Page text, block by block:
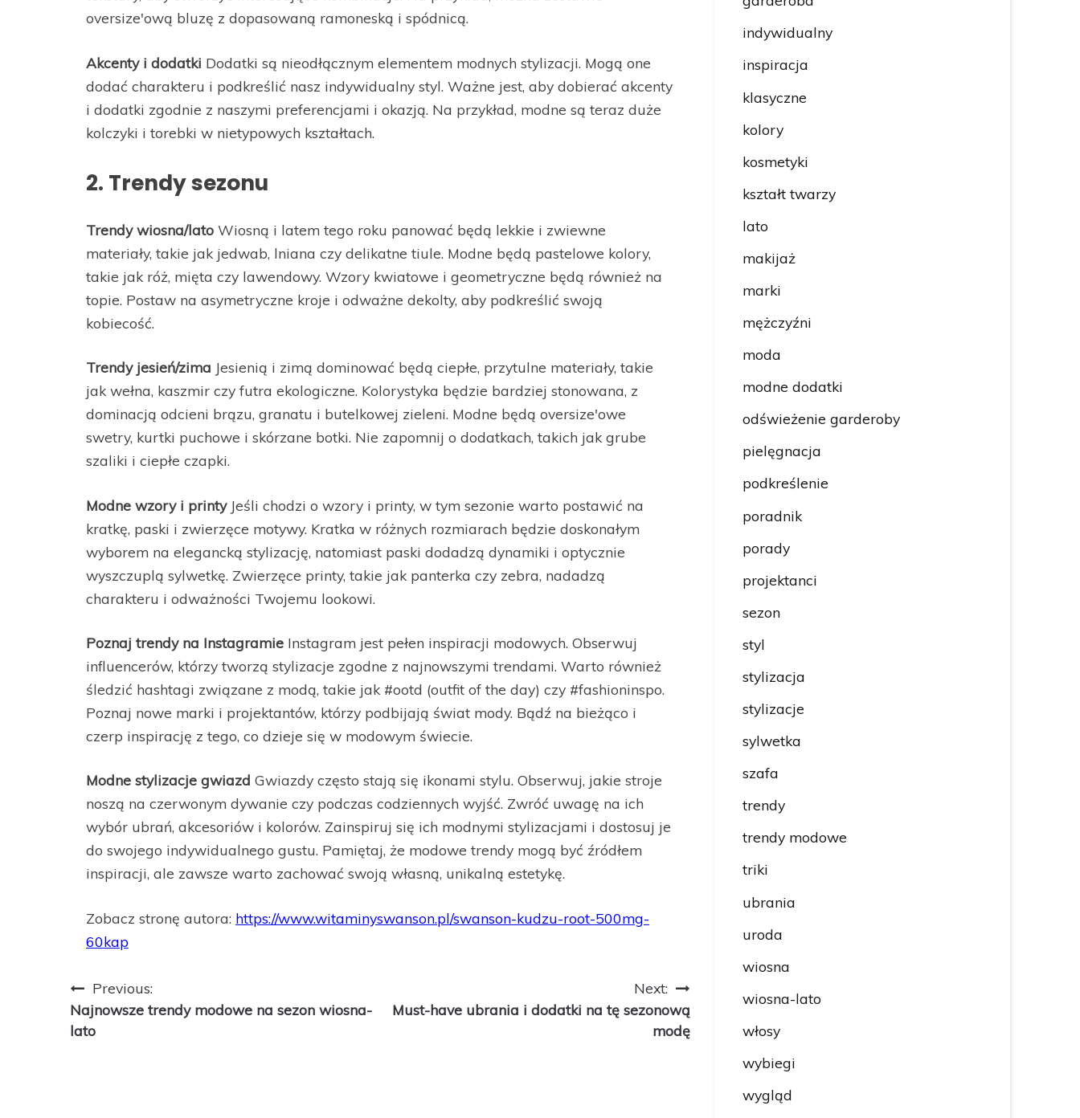
oversize'ową bluzę z dopasowaną ramoneską i spódnicą.
Akcenty i dodatki Dodatki są nieodłącznym elementem modnych stylizacji. Mogą one
dodać charakteru i podkreślić nasz indywidualny styl. Ważne jest, aby dobierać akcenty
i dodatki zgodnie z naszymi preferencjami i okazją. Na przykład, modne są teraz duże
kolczyki i torebki w nietypowych kształtach.
2. Trendy sezonu
Trendy wiosna/lato Wiosną i latem tego roku panować będą lekkie i zwiewne
materiały, takie jak jedwab, lniana czy delikatne tiule. Modne będą pastelowe kolory,
takie jak róż, mięta czy lawendowy. Wzory kwiatowe i geometryczne będą również na
topie. Postaw na asymetryczne kroje i odważne dekolty, aby podkreślić swoją
kobiecość.
Trendy jesień/zima Jesienią i zimą dominować będą ciepłe, przytulne materiały, takie
jak wełna, kaszmir czy futra ekologiczne. Kolorystyka będzie bardziej stonowana, z
dominacją odcieni brązu, granatu i butelkowej zieleni. Modne będą oversize'owe
swetry, kurtki puchowe i skórzane botki. Nie zapomnij o dodatkach, takich jak grube
szaliki i ciepłe czapki.
Modne wzory i printyJeśli chodzi o wzory i printy, w tym sezonie warto postawić na
kratkę, paski i zwierzęce motywy. Kratka w różnych rozmiarach będzie doskonałym
wyborem na elegancką stylizację, natomiast paski dodadzą dynamiki i optycznie
wyszczuplą sylwetkę. Zwierzęce printy, takie jak panterka czy zebra, nadadzą
charakteru i odważności Twojemu lookowi.
Poznaj trendy na Instagramie Instagram jest pełen inspiracji modowych. Obserwuj
influencerów, którzy tworzą stylizacje zgodne z najnowszymi trendami. Warto również
śledzić hashtagi związane z modą, takie jak #ootd (outfit of the day) czy #fashioninspo.
Poznaj nowe marki i projektantów, którzy podbijają świat mody. Bądź na bieżąco i
czerp inspirację z tego, co dzieje się w modowym świecie.
Modne stylizacje gwiazd Gwiazdy często stają się ikonami stylu. Obserwuj, jakie stroje
noszą na czerwonym dywanie czy podczas codziennych wyjść. Zwróć uwagę na ich
wybór ubrań, akcesoriów i kolorów. Zainspiruj się ich modnymi stylizacjami i dostosuj je
do swojego indywidualnego gustu. Pamiętaj, że modowe trendy mogą być źródłem
inspiracji, ale zawsze warto zachować swoją własną, unikalną estetykę.
Zobacz stronę autora: https://www.witaminyswanson.pl/swanson-kudzu-root-500mg-
60kap
Nawigacja
wpisu
Previous:
Najnowsze trendy modowe na sezon wiosna-
lato
Next:
Must-have ubrania i dodatki na tę sezonową
modę
indywidualny
inspiracja
klasyczne
kolory
kosmetyki
kształt twarzy
lato
makijaż
marki
mężczyźni
moda
modne dodatki
odświeżenie garderoby
pielęgnacja
podkreślenie
poradnik
porady
projektanci
sezon
styl
stylizacja
stylizacje
sylwetka
szafa
trendy
trendy modowe
triki
ubrania
uroda
wiosna
wiosna-lato
włosy
wybiegi
wygląd